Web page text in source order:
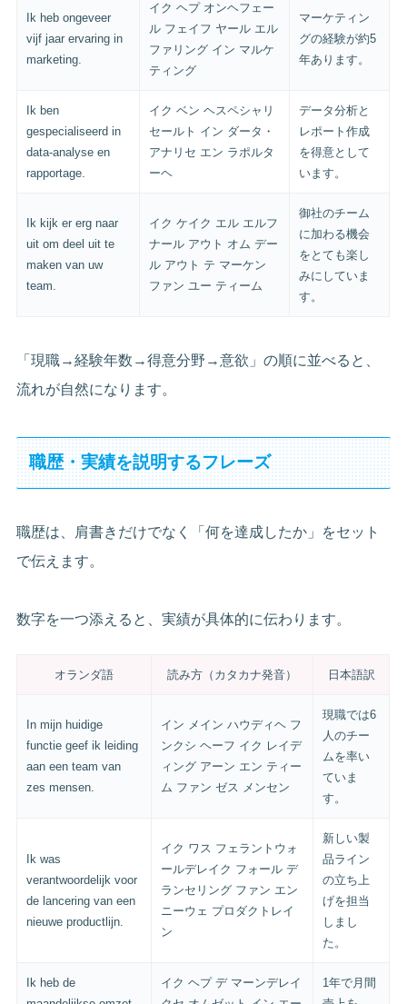
Ik heb ongeveer
vijf jaar ervaring in
marketing.
イク ヘプ オンヘフェー
ル フェイフ ヤール エル
ファリング イン マルケ
ティング
マーケティン
グの経験が約5
年あります。
Ik ben
gespecialiseerd in
data-analyse en
rapportage.
イク ベン ヘスペシャリ
セールト イン ダータ・
アナリセ エン ラポルタ
ーヘ
データ分析と
レポート作成
を得意として
います。
Ik kijk er erg naar
uit om deel uit te
maken van uw
team.
イク ケイク エル エルフ
ナール アウト オム デー
ル アウト テ マーケン
ファン ユー ティーム
御社のチーム
に加わる機会
をとても楽し
みにしていま
す。
「現職→経験年数→得意分野→意欲」の順に並べると、
流れが自然になります。
職歴・実績を説明するフレーズ
職歴は、肩書きだけでなく「何を達成したか」をセット
で伝えます。
数字を一つ添えると、実績が具体的に伝わります。
オランダ語 読み方（カタカナ発音） 日本語訳
In mijn huidige
functie geef ik leiding
aan een team van
zes mensen.
イン メイン ハウディヘ フ
ンクシ ヘーフ イク レイデ
ィング アーン エン ティー
ム ファン ゼス メンセン
現職では6
人のチー
ムを率い
ていま
す。
Ik was
verantwoordelijk voor
de lancering van een
nieuwe productlijn.
イク ワス フェラントウォ
ールデレイク フォール デ
ランセリング ファン エン
ニーウェ プロダクトレイ
ン
新しい製
品ライン
の立ち上
げを担当
しまし
た。
Ik heb de
イク ヘプ デ マーンデレイ
1年で月間